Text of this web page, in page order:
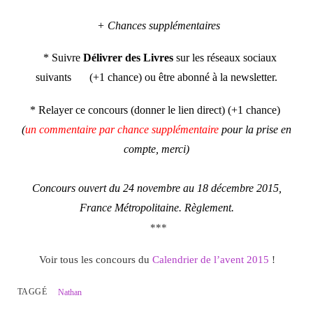
+ Chances supplémentaires
* Suivre Délivrer des Livressur les réseaux sociaux
suivants
(+1 chance) ou être abonné à la newsletter.
* Relayer ce concours (donner le lien direct) (+1 chance)
(un commentaire par chance supplémentaire pour la prise en
compte, merci)
Concours ouvert du 24 novembre au 18 décembre 2015,
France Métropolitaine. Règlement.
***
Voir tous les concours du Calendrier de l’avent 2015 !
TAGGÉ Nathan